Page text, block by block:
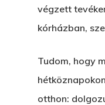
végzett
kórházban,
Tudom, hogy
otthon: